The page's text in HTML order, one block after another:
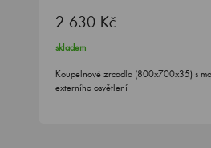
2 630 Kč
skladem
Koupelnové zrcadlo (800x700x35) s
externího osvětlení